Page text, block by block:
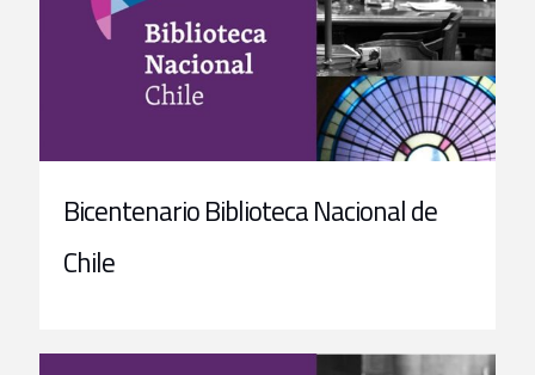
Bicentenario Biblioteca Nacional de
Chile